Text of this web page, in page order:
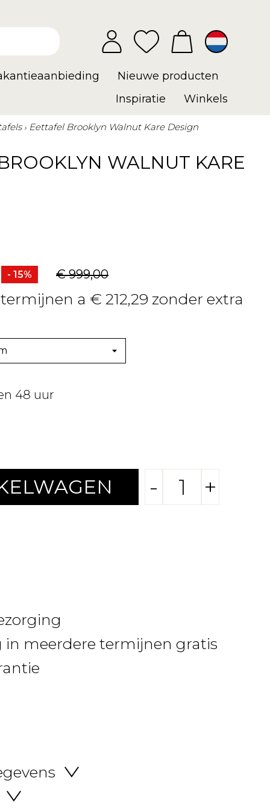
Nieuwe producten
Inspiratie
Winkels
Eettafel Brooklyn Walnut Kare Design
WALNUT KARE
- 15% € 999,00
a € 212,29 zonder extra
48 uur
- +
in meerdere termijnen gratis